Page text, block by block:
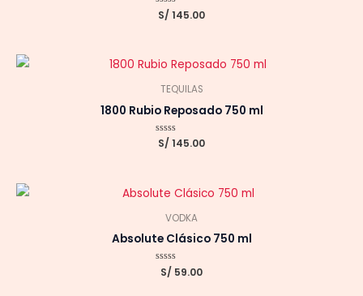
Valorado
con
S/ 145.00
TEQUILAS
1800 Rubio Reposado 750 ml
Valorado
con
S/ 145.00
VODKA
Absolute Clásico 750 ml
Valorado
con
S/ 59.00